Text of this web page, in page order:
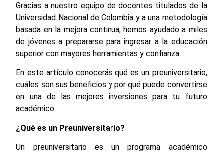
Gracias a nuestro equipo de docentes titulados de la
Universidad Nacional de Colombia y a una metodología
basada en la mejora continua, hemos ayudado a miles
de jóvenes a prepararse para ingresar a la educación
superior con mayores herramientas y confianza.
En este artículo conocerás qué es un preuniversitario,
cuáles son sus beneficios y por qué puede convertirse
en una de las mejores inversiones para tu futuro
académico.
¿Qué es un Preuniversitario?
Un preuniversitario es un programa académico